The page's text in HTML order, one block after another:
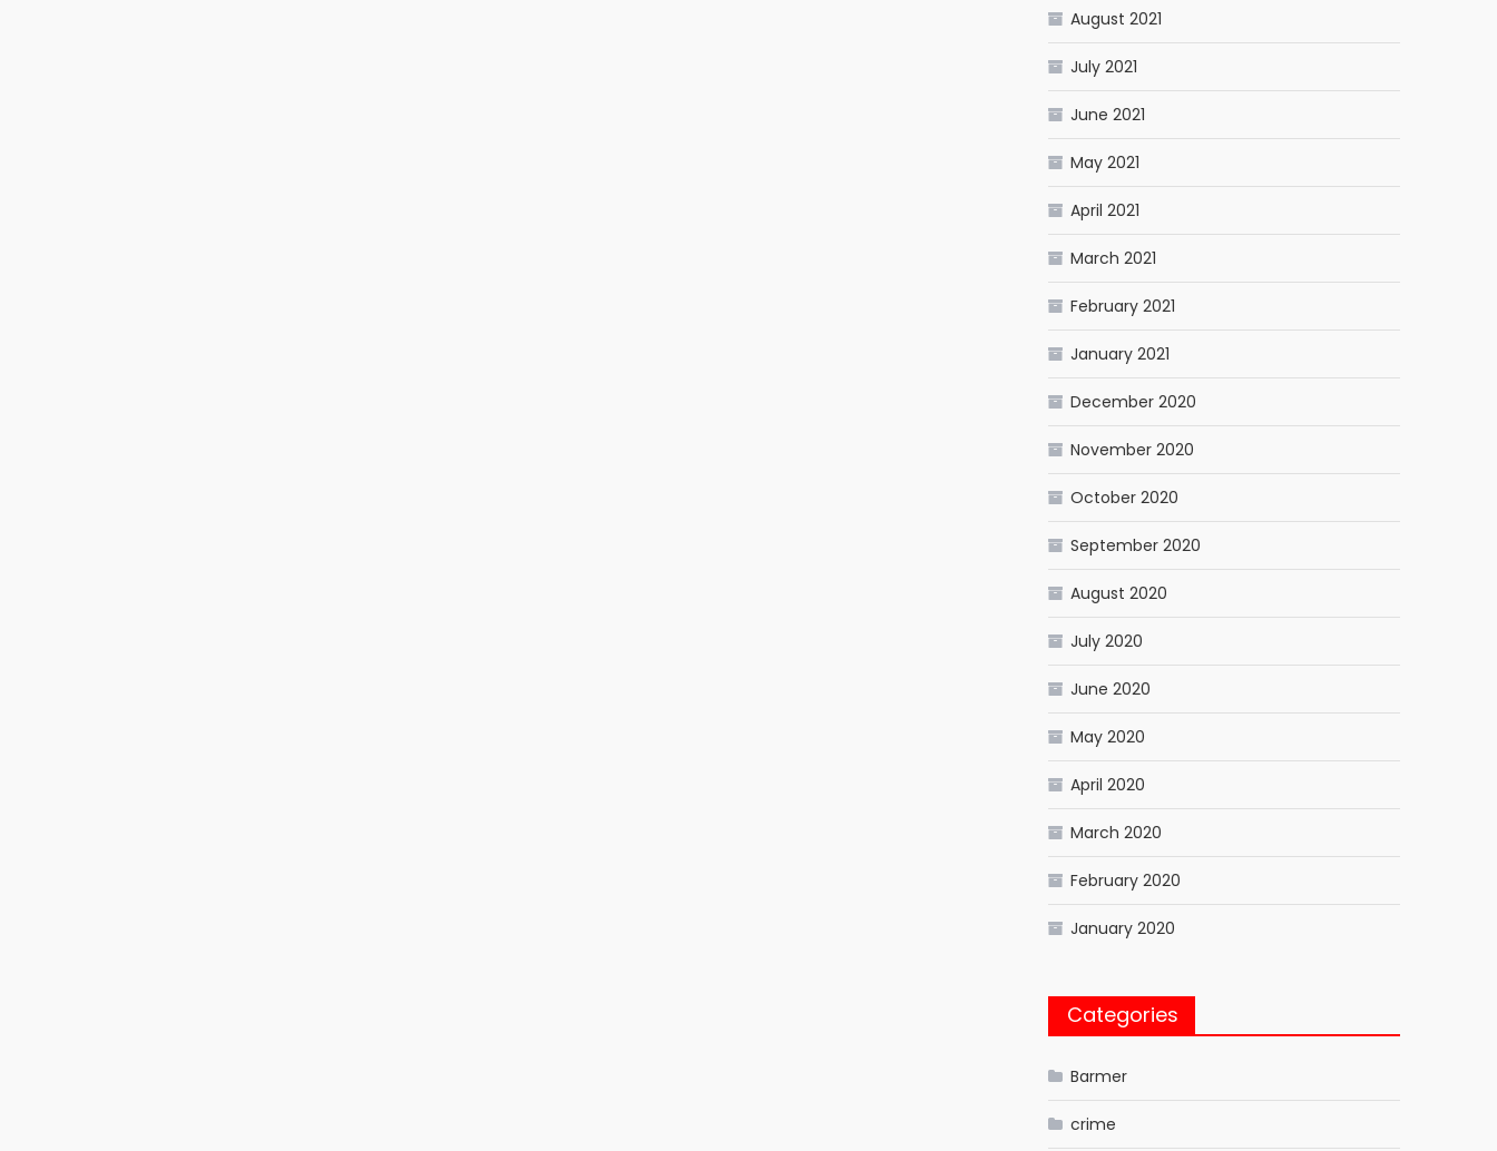
August 2021
July 2021
June 2021
May 2021
April 2021
March 2021
February 2021
January 2021
December 2020
November 2020
October 2020
September 2020
August 2020
July 2020
June 2020
May 2020
April 2020
March 2020
February 2020
January 2020
Categories
Barmer
crime